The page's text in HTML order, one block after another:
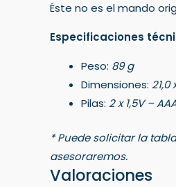
Éste no es el mando
Especificaciones
Peso: 89 g
Dimensiones: 21,0
Pilas: 2 x 1,5V –
* Puede solicitar la
asesoraremos.
Valoraciones